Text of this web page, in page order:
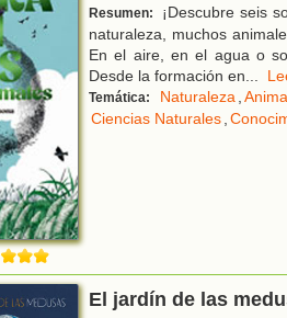
Resumen:
¡Descubre seis
naturaleza, muchos
En el aire, en el agua o
Desde la formación en
Temática: Naturaleza
Ciencias Naturales
El jardín de las